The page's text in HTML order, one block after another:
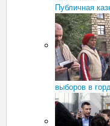
Публичная
выборов в